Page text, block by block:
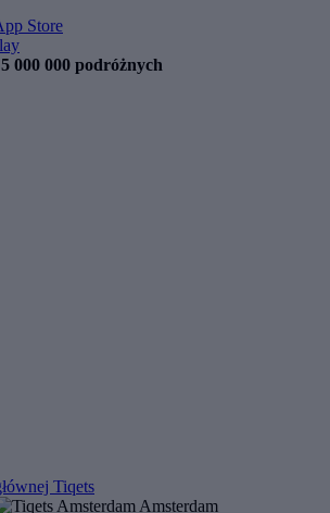
5 000 000 podróżnych
Amsterdam